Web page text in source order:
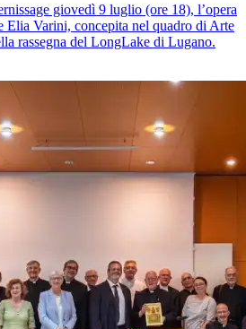
giovedì 9 luglio (ore 18), l’opera
Elia Varini, concepita nel quadro di Arte
rassegna del LongLake di Lugano.